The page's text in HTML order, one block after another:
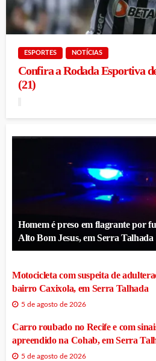
ESPORTES NOTÍCIAS
Confira a Rodada Esportiva
(21)
Homem é preso em flagrante por
Alto Bom Jesus, em Serra Talhada
Motocicleta com suspeita de
bairro Caxixola, em Serra Talhada
5 de agosto de 2026
Carro roubado no Recife e com
apreendido na Cohab, em Serra
5 de agosto de 2026